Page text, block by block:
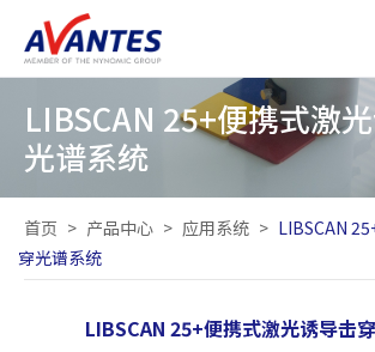
LIBSCAN 25+便携式激
光谱系统
首页 > 产品中心 > 应用系统 > LIBSCAN
穿光谱系统
LIBSCAN 25+便携式激光诱导击